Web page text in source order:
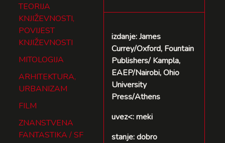
TEORIJA
KNJIŽEVNOSTI,
POVIJEST
KNJIŽEVNOSTI
MITOLOGIJA
ARHITEKTURA,
URBANIZAM
FILM
ZNANSTVENA
FANTASTIKA / SF
izdanje: James
Currey/Oxford, Fountain
Publishers/ Kampla,
EAEP/Nairobi, Ohio
University
Press/Athens
uvez<: meki
stanje: dobro